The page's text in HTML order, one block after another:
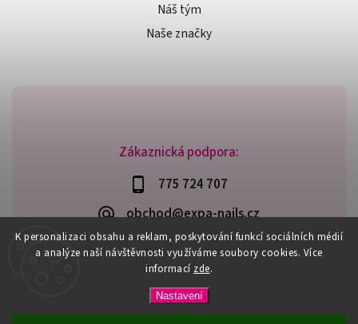
K personalizaci obsahu a reklam, poskytování funkcí sociálních médií
a analýze naší návštěvnosti využíváme soubory cookies. Více
informací zde.
Nastavení
Zákaznická podpora:
775 724 707
obchod@expa-nails.cz
Náš tým
Naše značky
Expanails.cz. Všechna práva vyhrazena.
Upravit nastavení cookies